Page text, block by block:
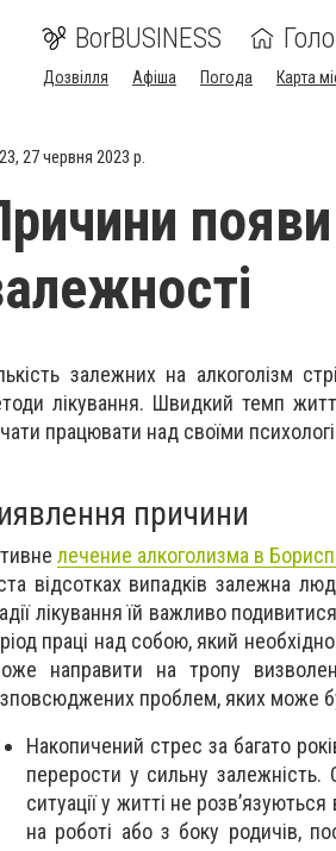
BorBUSINESS
Дозвілля Афіша Погода Карта
27 червня 2023 р.
залежних на алкоголізм
лікування. Швидкий темп
працювати над своїми
причини
лечение алкоголизма в
відсотках випадків залежна
лікування їй важливо
праці над собою, який
направити на тропу
проблем, яких може
Накопичений стрес за багато
перерости у сильну
ситуації у житті не
на роботі або з боку родичів,